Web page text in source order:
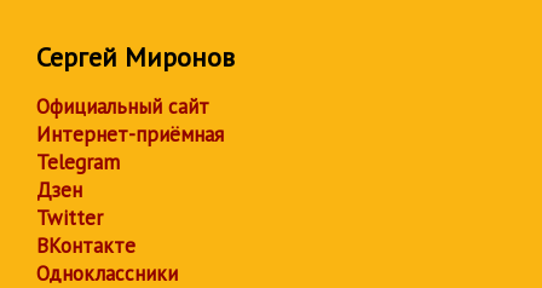
Сергей Миронов
Официальный сайт
Интернет-приёмная
Telegram
Дзен
Twitter
ВКонтакте
Одноклассники